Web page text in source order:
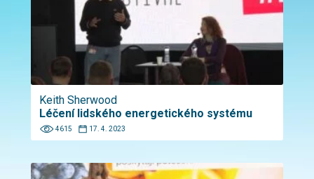
Keith Sherwood
Léčení lidského energetického systému
4615 17. 4. 2023